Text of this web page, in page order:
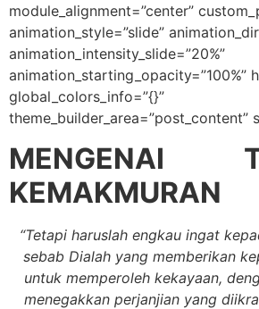
module_alignment=”center”
animation_style=”slide”
animation_intensity_slide=”20%”
animation_starting_opacity=”100%”
global_colors_info=”{}”
theme_builder_area=”post_content”
MENGENAI
KEMAKMURAN
“Tetapi haruslah engkau ingat
sebab Dialah yang memberikan
untuk memperoleh kekayaan,
menegakkan perjanjian yang